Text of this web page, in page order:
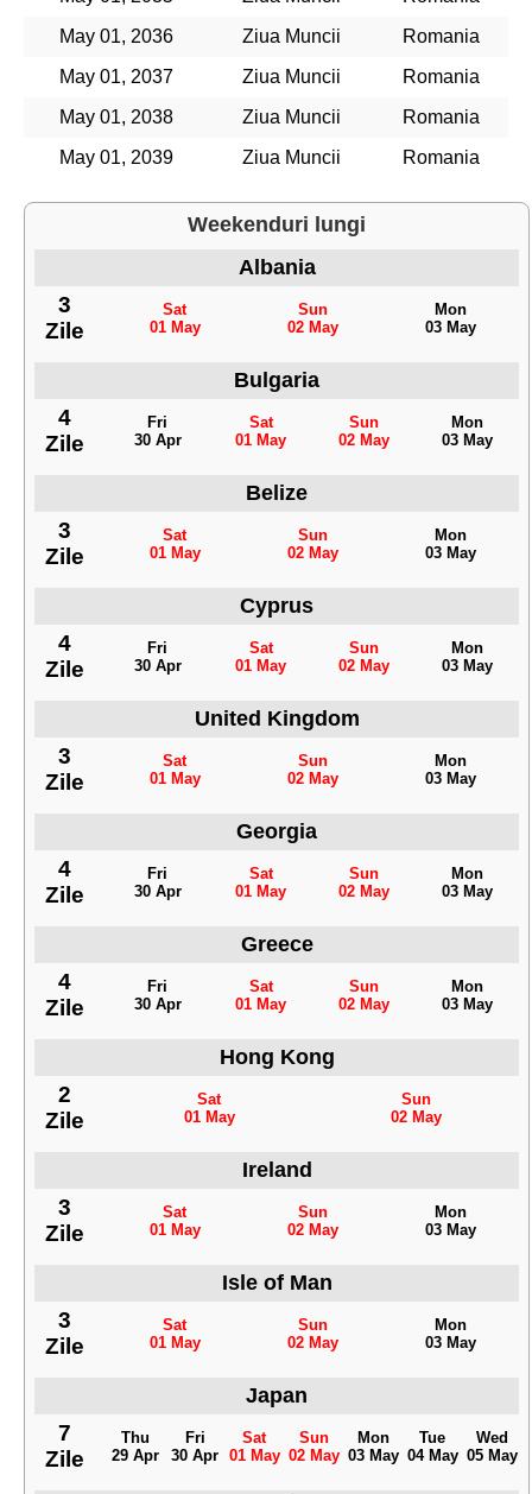
May 01, 2036
Ziua Muncii
Romania
May 01, 2037
Ziua Muncii
Romania
May 01, 2038
Ziua Muncii
Romania
May 01, 2039
Ziua Muncii Romania
Weekenduri lungi
Albania
3
Zile
Sat
01 May
Sun
02 May
Mon
03 May
Bulgaria
4
Zile
Fri
30 Apr
Sat
01 May
Sun
02 May
Mon
03 May
Belize
3
Zile
Sat
01 May
Sun
02 May
Mon
03 May
Cyprus
4
Zile
Fri
30 Apr
Sat
01 May
Sun
02 May
Mon
03 May
United Kingdom
3
Zile
Sat
01 May
Sun
02 May
Mon
03 May
Georgia
4
Zile
Fri
30 Apr
Sat
01 May
Sun
02 May
Mon
03 May
Greece
4
Zile
Fri
30 Apr
Sat
01 May
Sun
02 May
Mon
03 May
Hong Kong
2
Zile
Sat
01 May
Sun
02 May
Ireland
3
Zile
Sat
01 May
Sun
02 May
Mon
03 May
Isle of Man
3
Zile
Sat
01 May
Sun
02 May
Mon
03 May
Japan
7
Zile
Thu
29 Apr
Fri
30 Apr
Sat
01 May
Sun
02 May
Mon
03 May
Tue
04 May
Wed
05 May